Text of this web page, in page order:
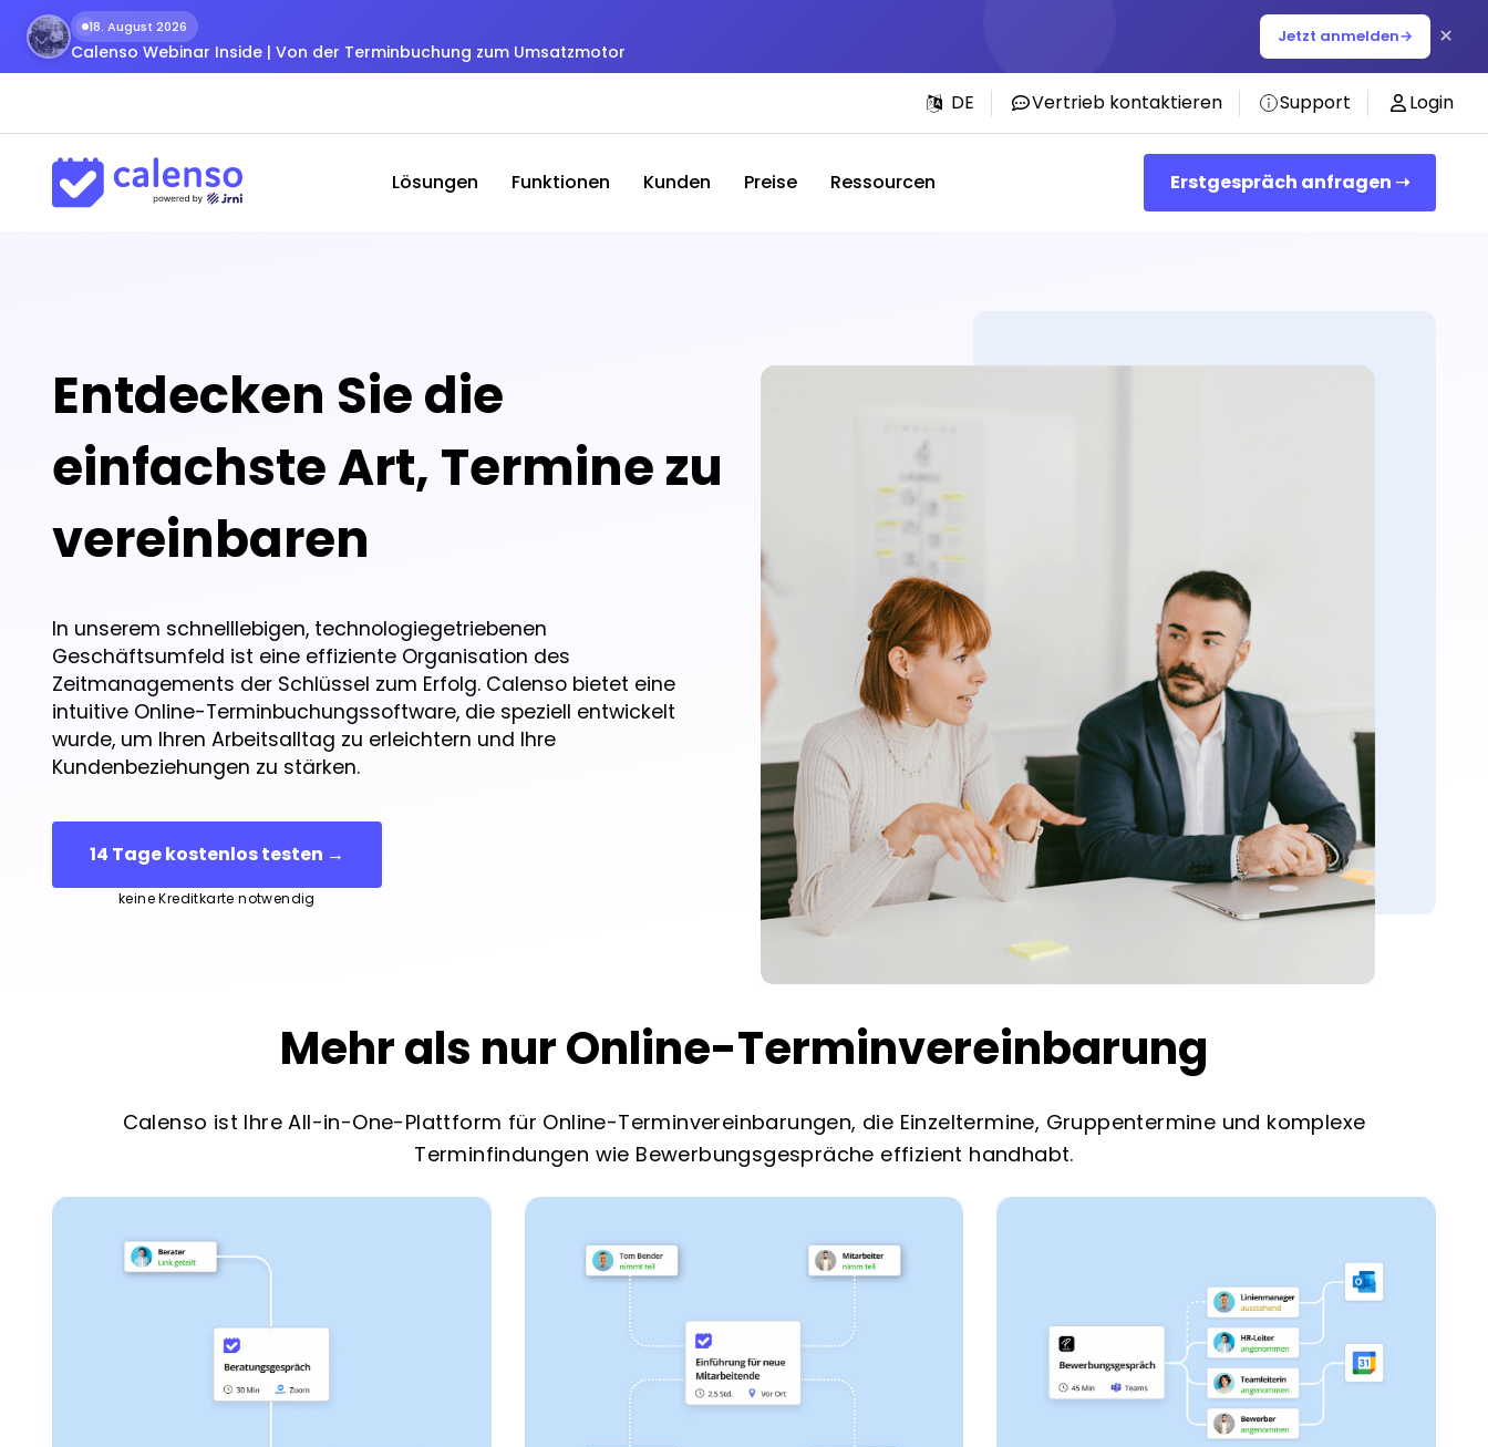
18. August 2026
Calenso Webinar Inside | Von der Terminbuchung zum Umsatzmotor
Jetzt anmelden→ ×
DE Vertrieb kontaktieren Support Login
Erstgespräch anfragen ➝
Lösungen Funktionen Kunden Preise Ressourcen
Entdecken Sie die
einfachste Art, Termine zu
vereinbaren
In unserem schnelllebigen, technologiegetriebenen
Geschäftsumfeld ist eine effiziente Organisation des
Zeitmanagements der Schlüssel zum Erfolg. Calenso bietet eine
intuitive Online-Terminbuchungssoftware, die speziell entwickelt
wurde, um Ihren Arbeitsalltag zu erleichtern und Ihre
Kundenbeziehungen zu stärken.
14 Tage kostenlos testen →
keine Kreditkarte notwendig
Mehr als nur Online-Terminvereinbarung
Calenso ist Ihre All-in-One-Plattform für Online-Terminvereinbarungen, die Einzeltermine, Gruppentermine und komplexe
Terminfindungen wie Bewerbungsgespräche effizient handhabt.